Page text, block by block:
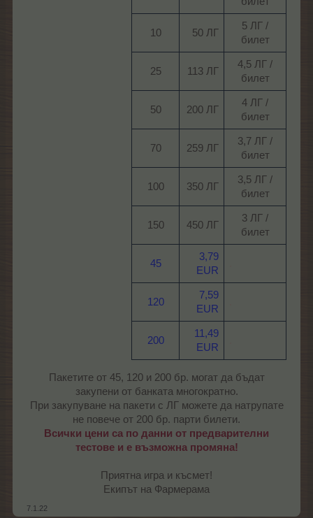
10​ 50 ЛГ​
5 ЛГ /
билет​
25​ 113 ЛГ​
4,5 ЛГ /
билет​
50​ 200 ЛГ​
4 ЛГ /
билет​
70​ 259 ЛГ​
3,7 ЛГ /
билет​
100​ 350 ЛГ​
3,5 ЛГ /
билет​
150​ 450 ЛГ​
3 ЛГ /
билет​
45
3,79
EUR
120
7,59
EUR
200
11,49
EUR
Пакетите от 45, 120 и 200 бр. могат да бъдат
закупени от банката многократно.
При закупуване на пакети с ЛГ можете да натрупате
не повече от 200 бр. парти билети.
Всички цени са по данни от предварителни
тестове и е възможна промяна!
Приятна игра и късмет!
Екипът на Фармерама​
7.1.22